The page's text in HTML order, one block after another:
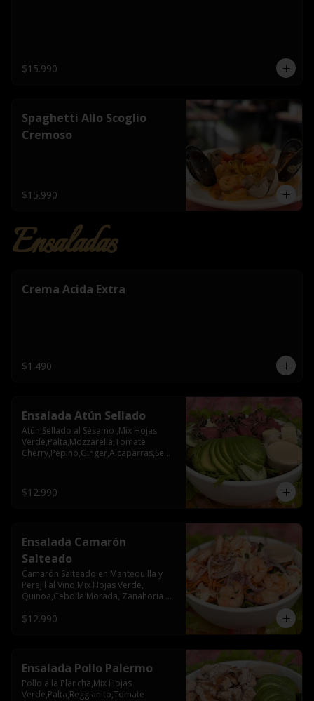
$15.990
Spaghetti Allo Scoglio
Cremoso
$15.990
Ensaladas
Crema Acida Extra
$1.490
Ensalada Atún Sellado
Atún Sellado al Sésamo ,Mix Hojas
Verde,Palta,Mozzarella,Tomate
Cherry,Pepino,Ginger,Alcaparras,Semil
$12.990
Ensalada Camarón
Salteado
Camarón Salteado en Mantequilla y
Perejil al Vino,Mix Hojas Verde,
Quinoa,Cebolla Morada, Zanahoria
$12.990
Ensalada Pollo Palermo
Pollo a la Plancha,Mix Hojas
Verde,Palta,Reggianito,Tomate